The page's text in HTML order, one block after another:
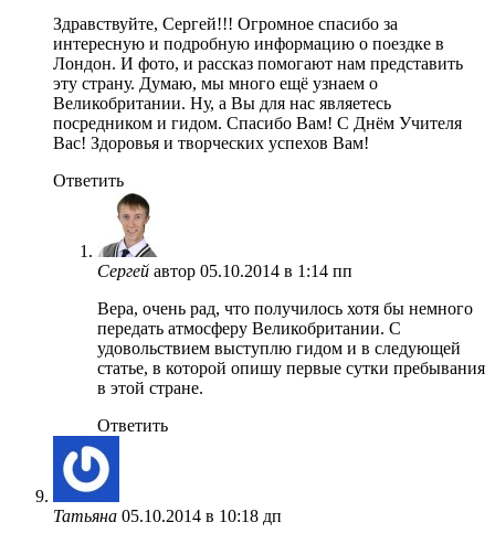
Здравствуйте, Сергей!!! Огромное спасибо за
интересную и подробную информацию о поездке в
Лондон. И фото, и рассказ помогают нам представить
эту страну. Думаю, мы много ещё узнаем о
Великобритании. Ну, а Вы для нас являетесь
посредником и гидом. Спасибо Вам! С Днём Учителя
Вас! Здоровья и творческих успехов Вам!
Ответить
Сергей автор 05.10.2014 в 1:14 пп
Вера, очень рад, что получилось хотя бы немного
передать атмосферу Великобритании. С
удовольствием выступлю гидом и в следующей
статье, в которой опишу первые сутки пребывания
в этой стране.
Ответить
Татьяна 05.10.2014 в 10:18 дп